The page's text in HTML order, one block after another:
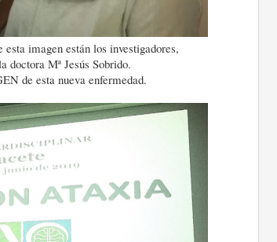
imagen están los investigadores,
doctora Mª Jesús Sobrido.
de esta nueva enfermedad.